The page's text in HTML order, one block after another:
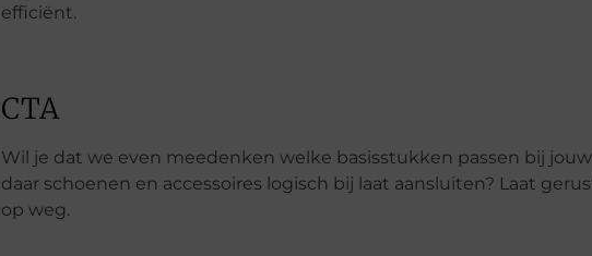
efficiënt.
CTA
Wil je dat we even meedenken welke basisstukken passen bij
daar schoenen en accessoires logisch bij laat aansluiten? Laat
op weg.